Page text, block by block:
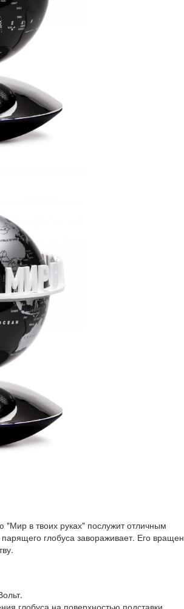
"Мир в твоих руках" послужит отличным
глобуса завораживает. Его
глобуса на поверхностью подставки.